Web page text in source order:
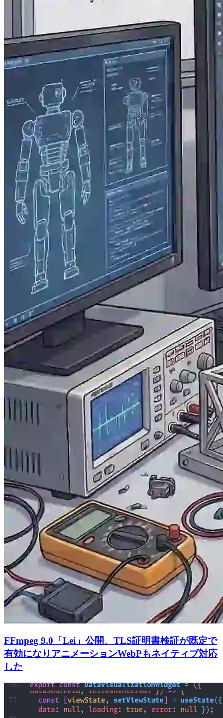
FFmpeg 9.0「Lei」公開、TLS証明書検証が既定で
有効になりアニメーションWebPもネイティブ対応
した